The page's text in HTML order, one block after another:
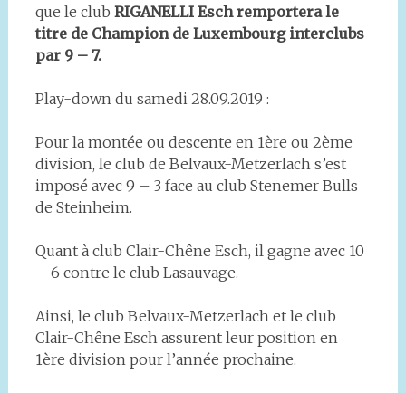
que le club RIGANELLI Esch remportera le
titre de Champion de Luxembourg interclubs
par 9 – 7.
Play-down du samedi 28.09.2019 :
Pour la montée ou descente en 1ère ou 2ème
division, le club de Belvaux-Metzerlach s’est
imposé avec 9 – 3 face au club Stenemer Bulls
de Steinheim.
Quant à club Clair-Chêne Esch, il gagne avec 10
– 6 contre le club Lasauvage.
Ainsi, le club Belvaux-Metzerlach et le club
Clair-Chêne Esch assurent leur position en
1ère division pour l’année prochaine.